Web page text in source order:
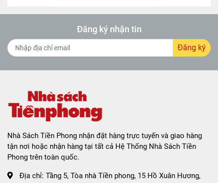
Đăng ký nhận tin
Đăng ký
Nhà Sách Tiền Phong nhận đặt hàng trực tuyến và giao hàng
tận nơi hoặc nhận hàng tại tất cả Hệ Thống Nhà Sách Tiền
Phong trên toàn quốc.
Địa chỉ: Tầng 5, Tòa nhà Tiền phong, 15 Hồ Xuân Hương,